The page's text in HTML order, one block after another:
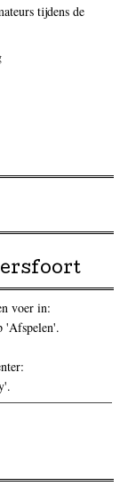
tijdens de
voer in:
'Afspelen'.